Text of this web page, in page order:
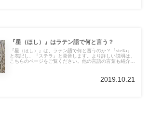
『星（ほし）』はラテン語で何と言う？
『星（ほし）』は、ラテン語で何と言うのか？『stella』
と表記し、『ステラ』と発音します。より詳しい説明は、
こちらのページをご覧ください。他の言語の言葉も紹介し
2019.10.21